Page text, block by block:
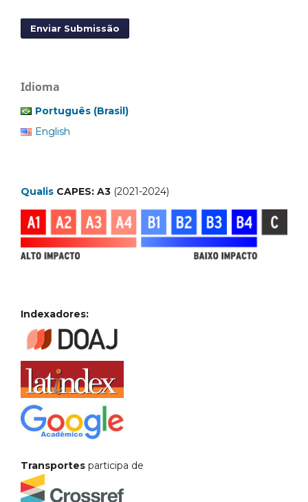
Enviar Submissão
Idioma
Português (Brasil)
English
Qualis CAPES: A3 (2021-2024)
Indexadores:
Transportes participa de